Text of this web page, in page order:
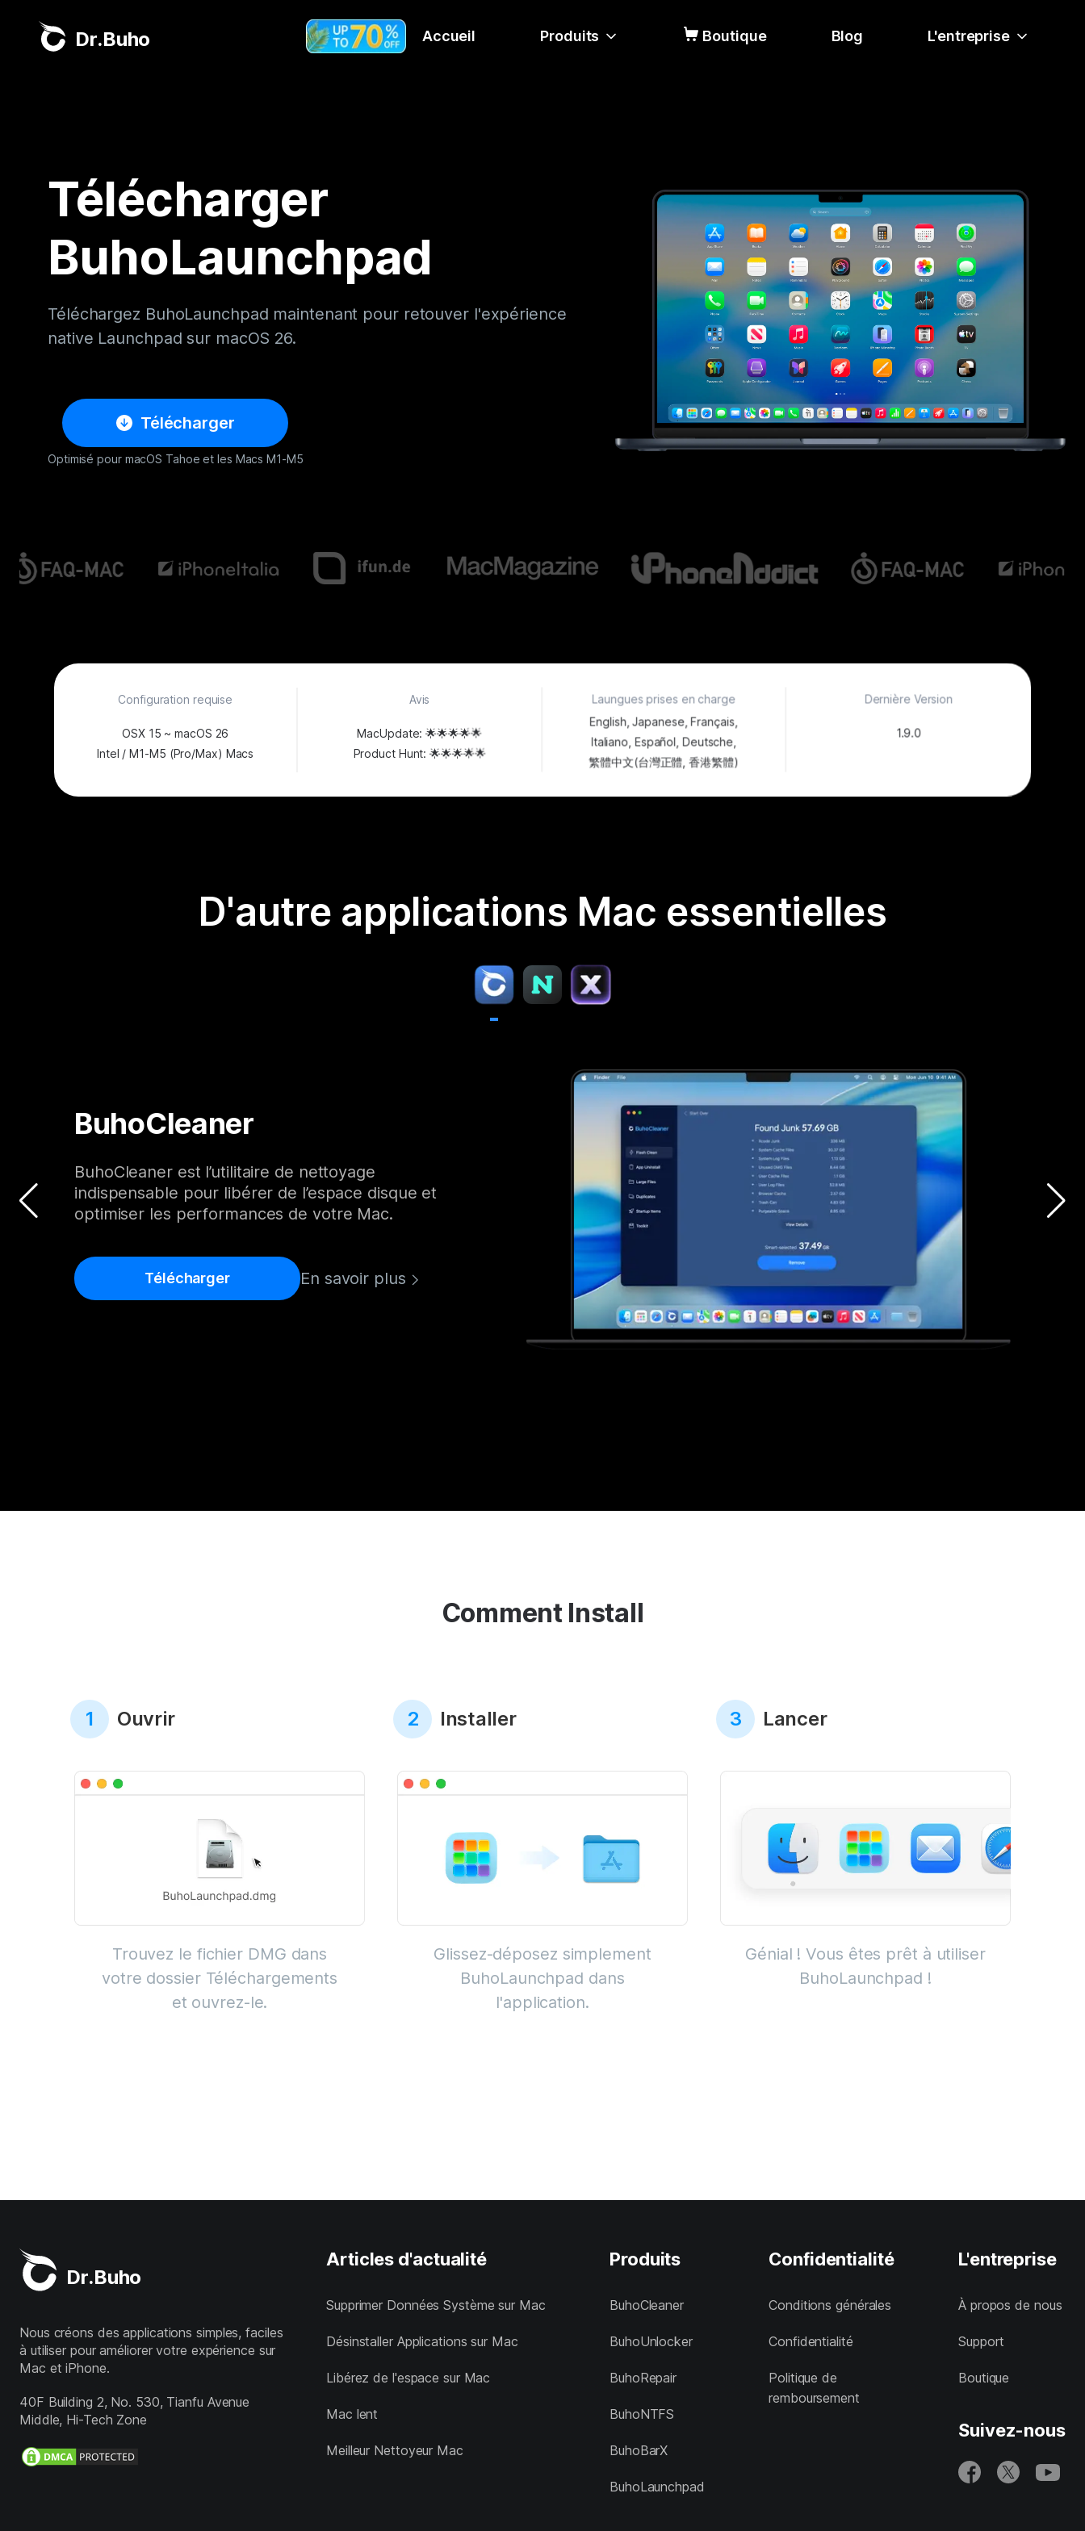
Dr.Buho Accueil Produits Boutique Blog L'entreprise
Télécharger
BuhoLaunchpad
Téléchargez BuhoLaunchpad maintenant pour retouver l'expérience
native Launchpad sur macOS 26.
Télécharger
Optimisé pour macOS Tahoe et les Macs M1-M5
Configuration requise
OSX 15 ~ macOS 26
Intel / M1-M5 (Pro/Max) Macs
Avis
MacUpdate: 🌟🌟🌟🌟🌟
Product Hunt: 🌟🌟🌟🌟🌟
Laungues prises en charge
English, Japanese, Français,
Italiano, Español, Deutsche,
繁體中文(台灣正體, 香港繁體)
Dernière Version
1.9.0
D'autre applications Mac essentielles
BuhoCleaner
BuhoCleaner est l’utilitaire de nettoyage
indispensable pour libérer de l’espace disque et
optimiser les performances de votre Mac.
Télécharger En savoir plus
Comment Install
1 Ouvrir
Trouvez le fichier DMG dans
votre dossier Téléchargements
et ouvrez-le.
2 Installer
Glissez-déposez simplement
BuhoLaunchpad dans
l'application.
3 Lancer
Génial ! Vous êtes prêt à utiliser
BuhoLaunchpad !
Dr.Buho
Nous créons des applications simples, faciles
à utiliser pour améliorer votre expérience sur
Mac et iPhone.
40F Building 2, No. 530, Tianfu Avenue
Middle, Hi-Tech Zone
Articles d'actualité
Supprimer Données Système sur Mac
Désinstaller Applications sur Mac
Libérez de l'espace sur Mac
Mac lent
Meilleur Nettoyeur Mac
Produits
BuhoCleaner
BuhoUnlocker
BuhoRepair
BuhoNTFS
BuhoBarX
BuhoLaunchpad
Confidentialité
Conditions générales
Confidentialité
Politique de
remboursement
L'entreprise
À propos de nous
Support
Boutique
Suivez-nous